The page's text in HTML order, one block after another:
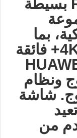
بسيطة
بما
فائقة
–
ونظام
شاشة
تعيد
من